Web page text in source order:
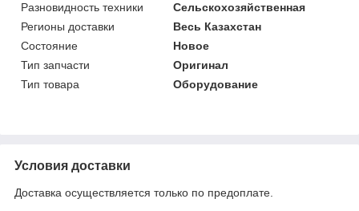
Разновидность техники
Сельскохозяйственная
Регионы доставки
Весь Казахстан
Состояние
Новое
Тип запчасти
Оригинал
Тип товара
Оборудование
Условия доставки
Доставка осуществляется только по предоплате.